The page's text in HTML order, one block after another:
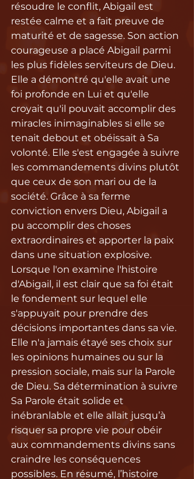
résoudre le conflit, Abigail est
restée calme et a fait preuve de
maturité et de sagesse. Son action
courageuse a placé Abigail parmi
les plus fidèles serviteurs de Dieu.
Elle a démontré qu'elle avait une
foi profonde en Lui et qu'elle
croyait qu'il pouvait accomplir des
miracles inimaginables si elle se
tenait debout et obéissait à Sa
volonté. Elle s'est engagée à suivre
les commandements divins plutôt
que ceux de son mari ou de la
société. Grâce à sa ferme
conviction envers Dieu, Abigail a
pu accomplir des choses
extraordinaires et apporter la paix
dans une situation explosive.
Lorsque l'on examine l'histoire
d'Abigail, il est clair que sa foi était
le fondement sur lequel elle
s'appuyait pour prendre des
décisions importantes dans sa vie.
Elle n'a jamais étayé ses choix sur
les opinions humaines ou sur la
pression sociale, mais sur la Parole
de Dieu. Sa détermination à suivre
Sa Parole était solide et
inébranlable et elle allait jusqu’à
risquer sa propre vie pour obéir
aux commandements divins sans
craindre les conséquences
possibles. En résumé, l’histoire